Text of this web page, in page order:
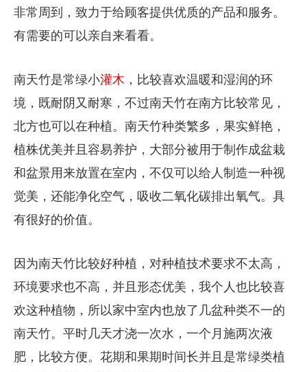
非常周到，致力于给顾客提供优质的产品和服务。
有需要的可以亲自来看看。
南天竹是常绿小灌木 ，比较喜欢温暖和湿润的环
境，既耐阴又耐寒，不过南天竹在南方比较常见，
北方也可以在种植。南天竹种类繁多，果实鲜艳，
植株优美并且容易养护，大部分被用于制作成盆栽
和盆景用来放置在室内，不仅可以给人制造一种视
觉美，还能净化空气，吸收二氧化碳排出氧气。具
有很好的价值。
因为南天竹比较好种植，对种植技术要求不太高，
环境要求也不高，并且形态优美，我个人也比较喜
欢这种植物，所以家中室内也放了几盆种类不一的
南天竹。平时几天才浇一次水，一个月施两次液
肥，比较方便。花期和果期时间长并且是常绿类植